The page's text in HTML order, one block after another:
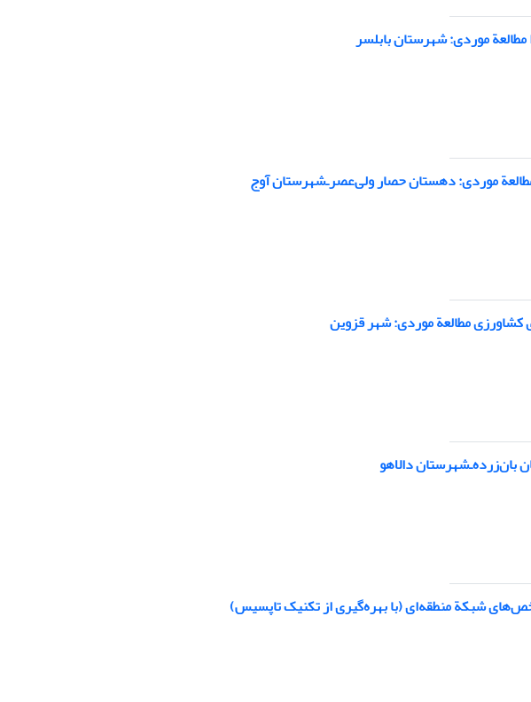
مطالعة موردی: شهرستان بابلسر
موردی: دهستان حصار ولی‌عصرـ‌شهرستان آوج
مطالعة موردی: شهر قزوین
دالاهو
شبکة منطقه‌ای (با بهره‌گیری از تکنیک تاپسیس)